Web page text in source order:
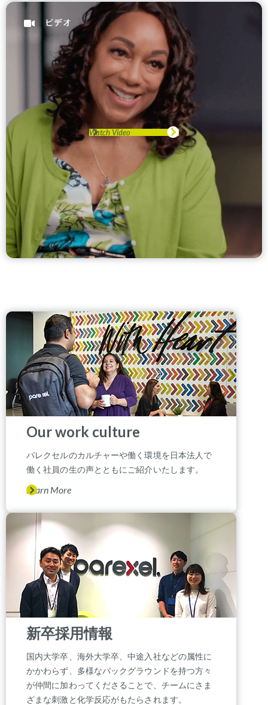
Watch Video
Our work culture
パレクセルのカルチャーや働く環境を日本法人で
働く社員の生の声とともにご紹介いたします。
Learn More
新卒採用情報
国内大学卒、海外大学卒、中途入社などの属性に
かかわらず、多様なバックグラウンドを持つ方々
が仲間に加わってくださることで、チームにさま
ざまな刺激と化学反応がもたらされます。